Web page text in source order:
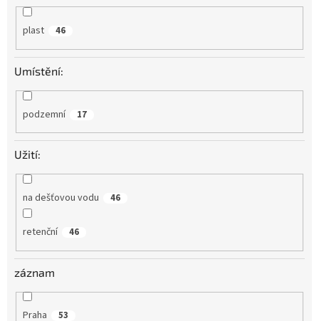
plast 46
Umístění:
podzemní 17
Užití:
na dešťovou vodu 46
retenční 46
záznam
Praha 53